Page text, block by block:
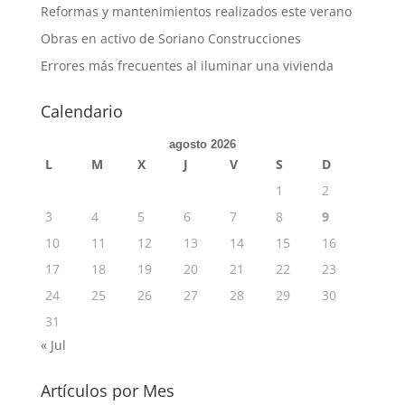
Reformas y mantenimientos realizados este verano
Obras en activo de Soriano Construcciones
Errores más frecuentes al iluminar una vivienda
Calendario
agosto 2026
L M X J V S
D
1
2
3
4 5 6 7 8
9
10
11 12 13 14 15
16
17
18 19 20 21 22
23
24
25 26 27 28 29
30
31
« Jul
Artículos por Mes